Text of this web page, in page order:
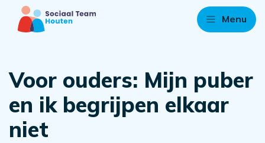
Menu
Voor ouders: Mijn puber
en ik begrijpen elkaar
niet